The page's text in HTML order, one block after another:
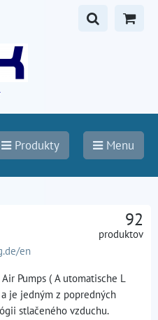
Produkty Menu
en
92
produktov
Pumps ( A utomatische L
je jedným z popredných
stlačeného vzduchu.